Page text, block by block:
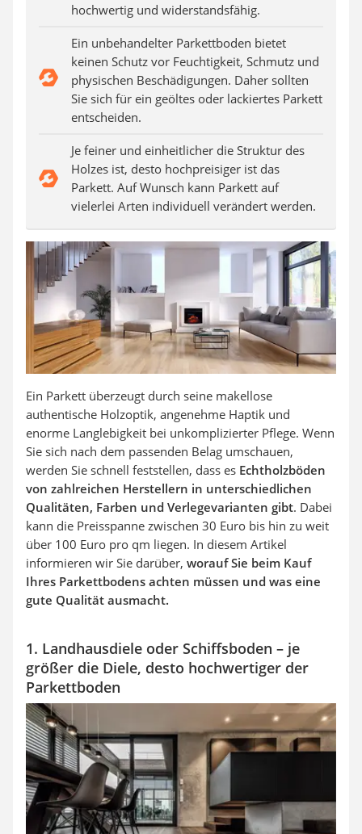
hochwertig und widerstandsfähig.
Ein unbehandelter Parkettboden bietet
keinen Schutz vor Feuchtigkeit, Schmutz und
physischen Beschädigungen. Daher sollten
Sie sich für ein geöltes oder lackiertes Parkett
entscheiden.
Je feiner und einheitlicher die Struktur des
Holzes ist, desto hochpreisiger ist das
Parkett. Auf Wunsch kann Parkett auf
vielerlei Arten individuell verändert werden.
Ein Parkett überzeugt durch seine makellose
authentische Holzoptik, angenehme Haptik und
enorme Langlebigkeit bei unkomplizierter Pflege. Wenn
Sie sich nach dem passenden Belag umschauen,
werden Sie schnell feststellen, dass es Echtholzböden
von zahlreichen Herstellern in unterschiedlichen
Qualitäten, Farben und Verlegevarianten gibt. Dabei
kann die Preisspanne zwischen 30 Euro bis hin zu weit
über 100 Euro pro qm liegen. In diesem Artikel
informieren wir Sie darüber, worauf Sie beim Kauf
Ihres Parkettbodens achten müssen und was eine
gute Qualität ausmacht.
1. Landhausdiele oder Schiffsboden – je
größer die Diele, desto hochwertiger der
Parkettboden